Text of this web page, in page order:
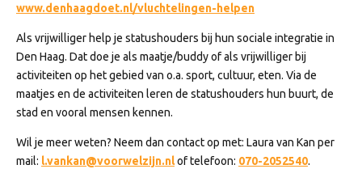
www.denhaagdoet.nl/vluchtelingen-helpen
Als vrijwilliger help je statushouders bij hun sociale integratie in
Den Haag. Dat doe je als maatje/buddy of als vrijwilliger bij
activiteiten op het gebied van o.a. sport, cultuur, eten. Via de
maatjes en de activiteiten leren de statushouders hun buurt, de
stad en vooral mensen kennen.
Wil je meer weten? Neem dan contact op met: Laura van Kan per
mail: l.vankan@voorwelzijn.nlof telefoon: 070-2052540.